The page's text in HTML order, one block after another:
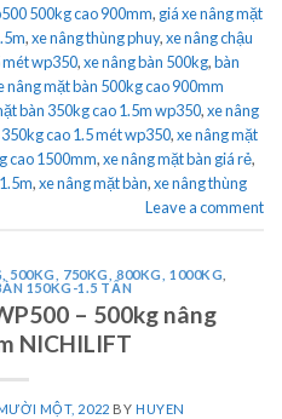
500kg cao 900mm, giá xe nâng mặt
,xe nâng thùng phuy,xe nâng chậu
mét wp350,xe nâng bàn 500kg,bàn
nâng mặt bàn 500kg cao 900mm
bàn 350kg cao 1.5m wp350,xe nâng
cao 1.5 mét wp350,xe nâng mặt
cao 1500mm,xe nâng mặt bàn giá rẻ,
,xe nâng mặt bàn,xe nâng thùng
Leave a comment
500KG, 750KG, 800KG, 1000KG
150KG-1.5 TẤN
– 500kg nâng
NICHILIFT
MỘT, 2022 BY HUYEN